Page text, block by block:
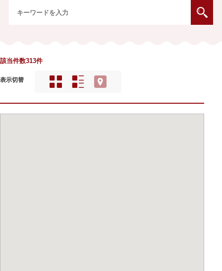
該当件数313件
表示切替